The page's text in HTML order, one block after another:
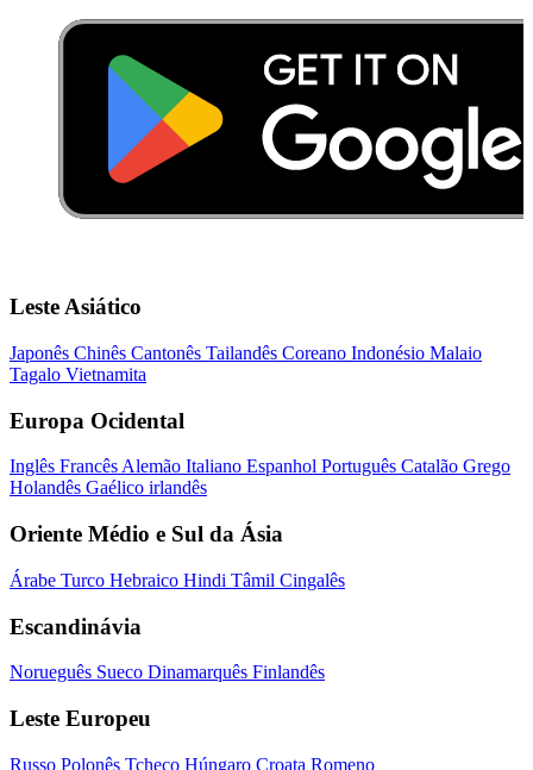
Leste Asiático
Japonês Chinês Cantonês Tailandês Coreano Indonésio Malaio
Tagalo Vietnamita
Europa Ocidental
Inglês FrancêsAlemão Italiano Espanhol Português Catalão Grego
Holandês Gaélico irlandês
Oriente Médio e Sul da Ásia
Árabe Turco Hebraico Hindi Tâmil Cingalês
Escandinávia
Norueguês Sueco Dinamarquês Finlandês
Leste Europeu
Russo Polonês Tcheco Húngaro Croata Romeno